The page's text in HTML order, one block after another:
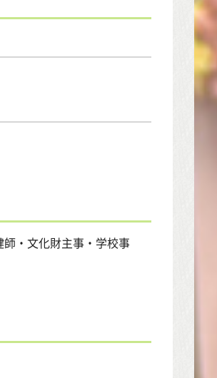
・文化財主事・学校事